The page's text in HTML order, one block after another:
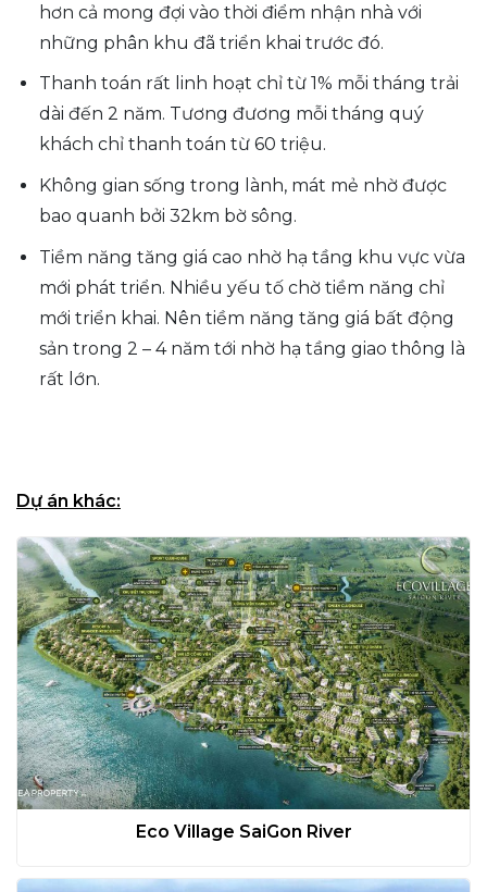
hơn cả mong đợi vào thời điểm nhận nhà với
những phân khu đã triển khai trước đó.
Thanh toán rất linh hoạt chỉ từ 1% mỗi tháng trải
dài đến 2 năm. Tương đương mỗi tháng quý
khách chỉ thanh toán từ 60 triệu.
Không gian sống trong lành, mát mẻ nhờ được
bao quanh bởi 32km bờ sông.
Tiềm năng tăng giá cao nhờ hạ tầng khu vực vừa
mới phát triển. Nhiều yếu tố chờ tiềm năng chỉ
mới triển khai. Nên tiềm năng tăng giá bất động
sản trong 2 – 4 năm tới nhờ hạ tầng giao thông là
rất lớn.
Dự án khác:
Eco Village SaiGon River